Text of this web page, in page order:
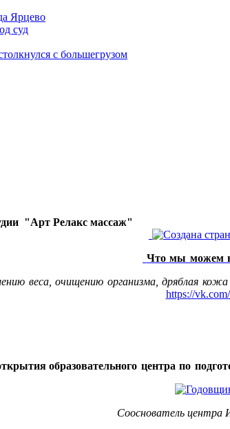
Ярцево
суд
с большегрузом
"Арт Релакс массаж"
Что мы можем
веса, очищению организма, дряблая
https://
образовательного центра по
Сооснователь центра